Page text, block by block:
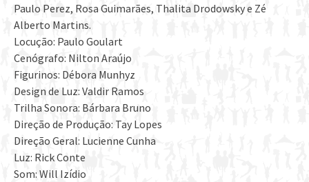
Paulo Perez, Rosa Guimarães, Thalita Drodowsky e Zé
Alberto Martins.
Locução: Paulo Goulart
Cenógrafo: Nilton Araújo
Figurinos: Débora Munhyz
Design de Luz: Valdir Ramos
Trilha Sonora: Bárbara Bruno
Direção de Produção: Tay Lopes
Direção Geral: Lucienne Cunha
Luz: Rick Conte
Som: Will Izídio